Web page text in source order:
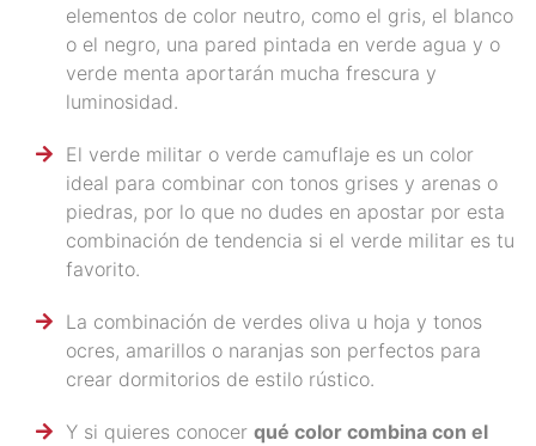
elementos de color neutro, como el gris, el blanco
o el negro, una pared pintada en verde agua y o
verde menta aportarán mucha frescura y
luminosidad.
El verde militar o verde camuflaje es un color
ideal para combinar con tonos grises y arenas o
piedras, por lo que no dudes en apostar por esta
combinación de tendencia si el verde militar es tu
favorito.
La combinación de verdes oliva u hoja y tonos
ocres, amarillos o naranjas son perfectos para
crear dormitorios de estilo rústico.
Y si quieres conocer qué color combina con el